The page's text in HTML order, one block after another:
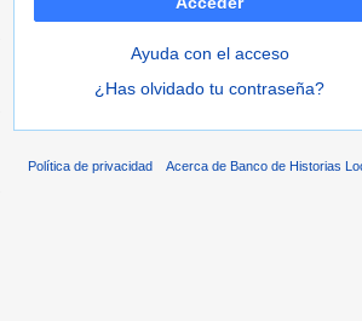
Ayuda con el acceso
¿Has olvidado tu contraseña?
Política de privacidad Acerca de Banco de Historias